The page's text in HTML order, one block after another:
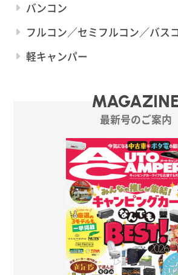
バンコン
フルコン／セミフルコン／バス
軽キャンパー
最新号のご案内